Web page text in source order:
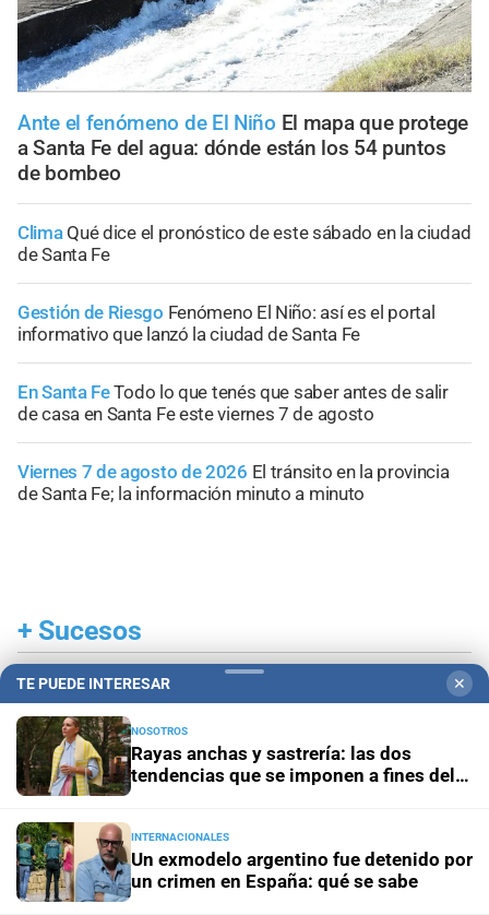
Ante el fenómeno de El Niño El mapa que protege
a Santa Fe del agua: dónde están los 54 puntos
de bombeo
Clima Qué dice el pronóstico de este sábado en la ciudad
de Santa Fe
Gestión de Riesgo Fenómeno El Niño: así es el portal
informativo que lanzó la ciudad de Santa Fe
En Santa FeTodo lo que tenés que saber antes de salir
de casa en Santa Fe este viernes 7 de agosto
Viernes 7 de agosto de 2026 El tránsito en la provincia
de Santa Fe; la información minuto a minuto
+ Sucesos
TE PUEDE INTERESAR ✕
NOSOTROS
Rayas anchas y sastrería: las dos
tendencias que se imponen a fines del
INTERNACIONALES
Un exmodelo argentino fue detenido por
un crimen en España: qué se sabe